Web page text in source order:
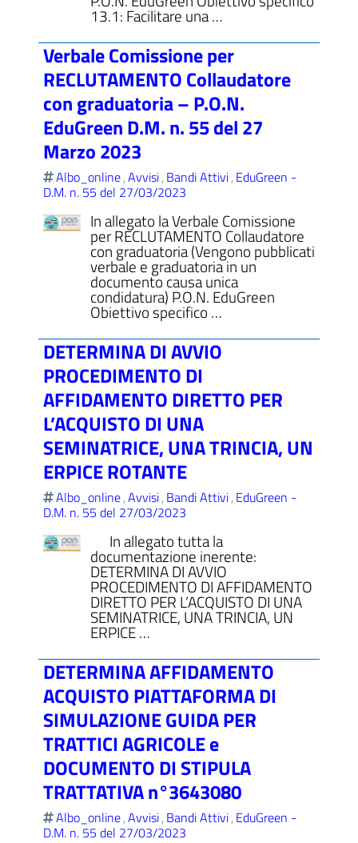
13.1: Facilitare una …
Verbale Comissione per
RECLUTAMENTO Collaudatore
con graduatoria – P.O.N.
EduGreen D.M. n. 55 del 27
Marzo 2023
Albo_online,Avvisi, Bandi Attivi, EduGreen -
D.M. n. 55 del 27/03/2023
In allegato la Verbale Comissione
per RECLUTAMENTO Collaudatore
con graduatoria (Vengono pubblicati
verbale e graduatoria in un
documento causa unica
condidatura) P.O.N. EduGreen
Obiettivo specifico …
DETERMINA DI AVVIO
PROCEDIMENTO DI
AFFIDAMENTO DIRETTO PER
L’ACQUISTO DI UNA
SEMINATRICE, UNA TRINCIA, UN
ERPICE ROTANTE
Albo_online,Avvisi, Bandi Attivi, EduGreen -
D.M. n. 55 del 27/03/2023
In allegato tutta la
documentazione inerente:
DETERMINA DI AVVIO
PROCEDIMENTO DI AFFIDAMENTO
DIRETTO PER L’ACQUISTO DI UNA
SEMINATRICE, UNA TRINCIA, UN
ERPICE …
DETERMINA AFFIDAMENTO
ACQUISTO PIATTAFORMA DI
SIMULAZIONE GUIDA PER
TRATTICI AGRICOLE e
DOCUMENTO DI STIPULA
TRATTATIVA n°3643080
Albo_online,Avvisi, Bandi Attivi, EduGreen -
D.M. n. 55 del 27/03/2023